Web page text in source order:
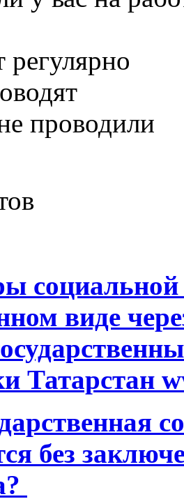
регулярно
проводили
виде
Татарстан
без